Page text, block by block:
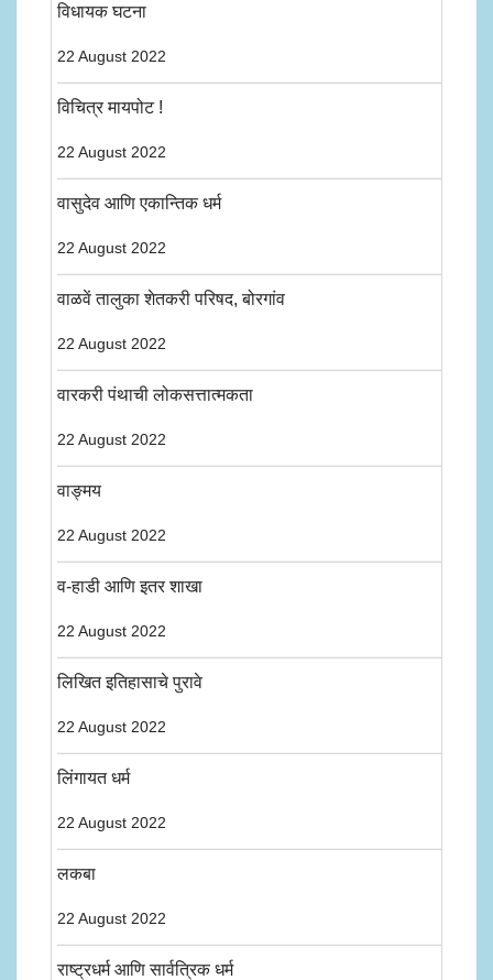
विधायक घटना
22 August 2022
विचित्र मायपोट !
22 August 2022
वासुदेव आणि एकान्तिक धर्म
22 August 2022
वाळवें तालुका शेतकरी परिषद, बोरगांव
22 August 2022
वारकरी पंथाची लोकसत्तात्मकता
22 August 2022
वाङ्मय
22 August 2022
व-हाडी आणि इतर शाखा
22 August 2022
लिखित इतिहासाचे पुरावे
22 August 2022
लिंगायत धर्म
22 August 2022
लकबा
22 August 2022
राष्ट्रधर्म आणि सार्वत्रिक धर्म